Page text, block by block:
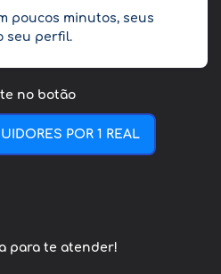
poucos minutos, seus
seu perfil.
no botão
POR 1 REAL
para te atender!